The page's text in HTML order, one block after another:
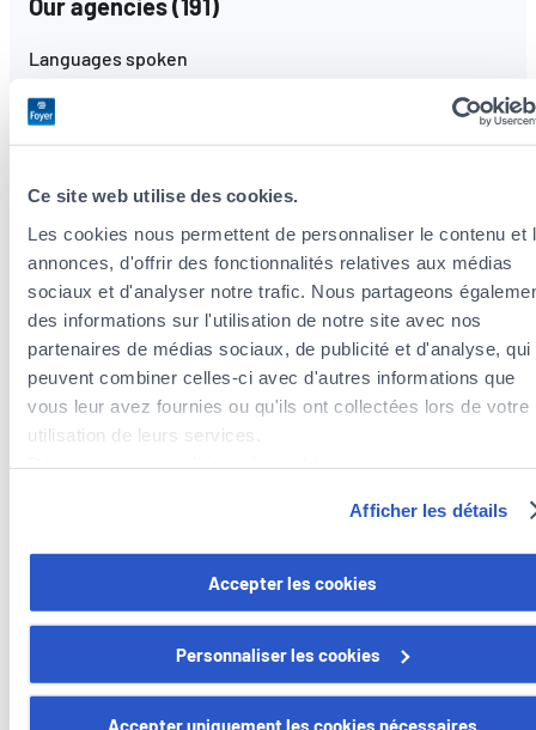
Ce site web utilise des cookies.
Les cookies nous permettent de personnaliser le contenu et
annonces, d'offrir des fonctionnalités relatives aux médias
sociaux et d'analyser notre trafic. Nous partageons
des informations sur l'utilisation de notre site avec nos
partenaires de médias sociaux, de publicité et d'analyse, qui
peuvent combiner celles-ci avec d'autres informations que
vous leur avez fournies ou qu'ils ont collectées lors de votre
utilisation de leurs services.
Vous avez la possibilité de retirer votre consentement à tout
moment en cliquant sur le lien "gestion des cookies" en bas
Certains de ces cookies sont strictement nécessaires au
fonctionnement du site. Notez que si vous désactivez des
Afficher les détails
Accepter les cookies
Personnaliser les cookies
Accepter uniquement les cookies nécessaires
Our agencies(191)
Languages spoken
All languages
Insurance agents near the municipality of
Contern
Insurance agents in the municipality of Dalheim
Foyer Assurances